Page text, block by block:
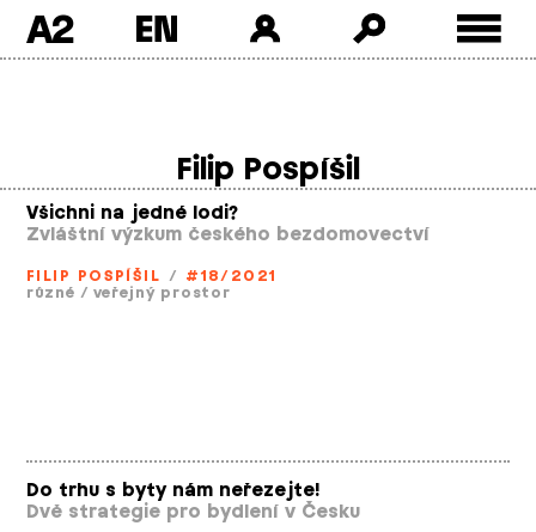
A2
Filip Pospíšil
Všichni na jedné lodi?
Zvláštní výzkum českého bezdomovectví
FILIP POSPÍŠIL / #18/2021
různé / veřejný prostor
Do trhu s byty nám neřezejte!
Dvě strategie pro bydlení v Česku